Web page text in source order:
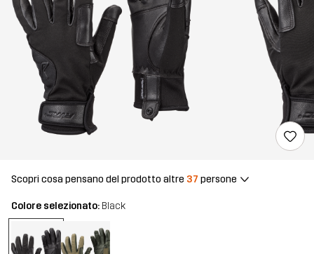
Scopri cosa pensano del prodotto altre 37 persone
Colore selezionato: Black